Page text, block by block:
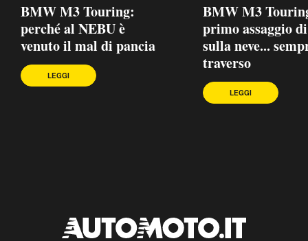
BMW M3 Touring:
perché al NEBU è
venuto il mal di pancia
LEGGI
BMW M3
primo assaggio
sulla neve...
traverso
LEGGI